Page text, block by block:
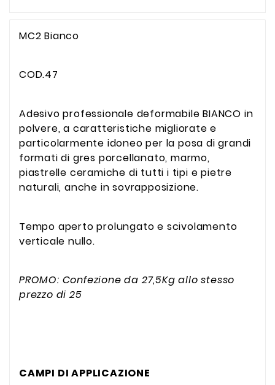
MC2 Bianco
COD.47
Adesivo professionale deformabile BIANCO in
polvere, a caratteristiche migliorate e
particolarmente idoneo per la posa di grandi
formati di gres porcellanato, marmo,
piastrelle ceramiche di tutti i tipi e pietre
naturali, anche in sovrapposizione.
Tempo aperto prolungato e scivolamento
verticale nullo.
PROMO: Confezione da 27,5Kg allo stesso
prezzo di 25
CAMPI DI APPLICAZIONE